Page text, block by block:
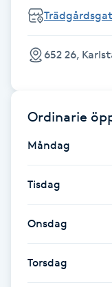
Fibromassage
Fillers 652 26,
Ordinarie
Måndag
Tisdag
Onsdag
Torsdag